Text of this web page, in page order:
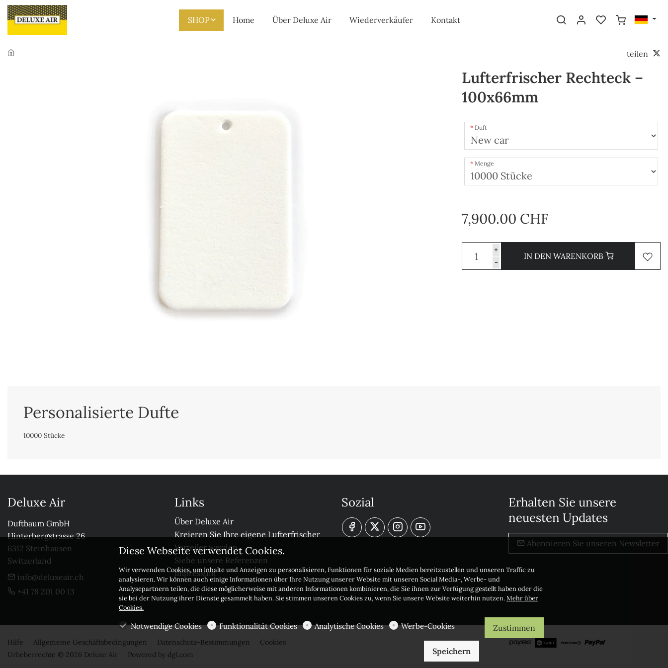
Skip to main content
SHOP
Home Über Deluxe Air Wiederverkäufer Kontakt
teilen
Lufterfrischer Rechteck –
100x66mm
Duft
Menge
7,900.00 CHF
+
-
IN DEN WARENKORB
Personalisierte Dufte
10000 Stücke
Deluxe Air
Duftbaum GmbH
Hinterbergstrasse 26
6312 Steinhausen
Switzerland
info@deluxeair.ch
+41 78 201 00 13
Links
Über Deluxe Air
Kreieren Sie Ihre eigene Lufterfrischer
Verteiler werden
Siehe unsere Referenzen
Impressum
Sozial
Erhalten Sie unsere
neuesten Updates
Abonnieren Sie unseren Newsletter
Hilfe Allgemeine Geschäftsbedingungen Datenschutz-Bestimmungen
Cookies
Urheberrechte © 2026 Deluxe Air
Powered by dg1.com
Diese Webseite verwendet Cookies.
Wir verwenden Cookies, um Inhalte und Anzeigen zu personalisieren, Funktionen für soziale Medien bereitzustellen und unseren Traffic zu
analysieren. Wir können auch einige Informationen über Ihre Nutzung unserer Website mit unseren Social Media-, Werbe- und
Analysepartnern teilen, die diese möglicherweise mit anderen Informationen kombinieren, die Sie ihnen zur Verfügung gestellt haben oder die
sie bei der Nutzung ihrer Dienste gesammelt haben. Sie stimmen unseren Cookies zu, wenn Sie unsere Website weiterhin nutzen.Mehr über
Cookies.
Notwendige Cookies Funktionalität Cookies Analytische Cookies Werbe-Cookies Zustimmen
Speichern